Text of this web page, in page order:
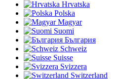
Hrvatska
Polska
Magyar
Suomi
България
Schweiz
Suisse
Svizzera
Switzerland